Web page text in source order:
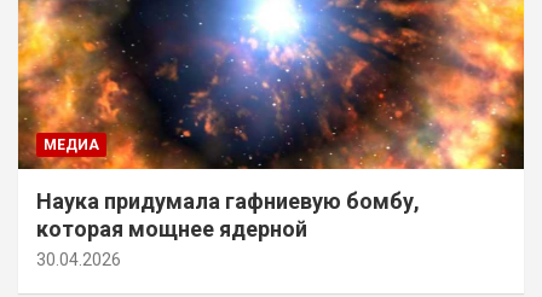
МЕДИА
Наука придумала гафниевую бомбу,
которая мощнее ядерной
30.04.2026